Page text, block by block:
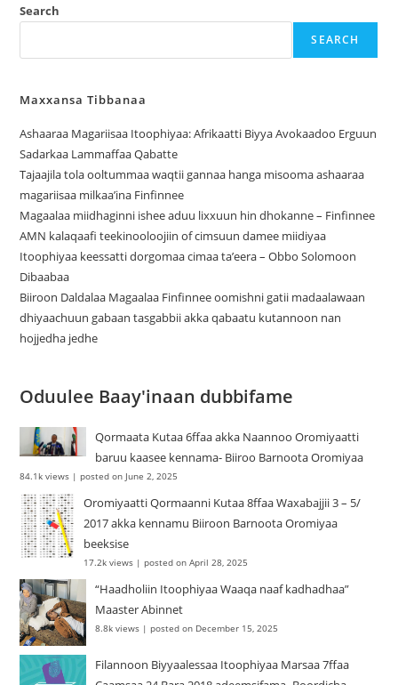
Search
SEARCH
Maxxansa Tibbanaa
Ashaaraa Magariisaa Itoophiyaa: Afrikaatti Biyya Avokaadoo Erguun
Sadarkaa Lammaffaa Qabatte
Tajaajila tola ooltummaa waqtii gannaa hanga misooma ashaaraa
magariisaa milkaa’ina Finfinnee
Magaalaa miidhaginni ishee aduu lixxuun hin dhokanne – Finfinnee
‎AMN kalaqaafi teekinooloojiin of cimsuun damee miidiyaa
Itoophiyaa keessatti dorgomaa cimaa ta’eera – Obbo Solomoon
Dibaabaa
Biiroon Daldalaa Magaalaa Finfinnee oomishni gatii madaalawaan
dhiyaachuun gabaan tasgabbii akka qabaatu kutannoon nan
hojjedha jedhe
Oduulee Baay'inaan dubbifame
Qormaata Kutaa 6ffaa akka Naannoo Oromiyaatti
baruu kaasee kennama- Biiroo Barnoota Oromiyaa
84.1k views |posted on June 2, 2025
Oromiyaatti Qormaanni Kutaa 8ffaa Waxabajjii 3 – 5/
2017 akka kennamu Biiroon Barnoota Oromiyaa
beeksise
17.2k views |posted on April 28, 2025
“Haadholiin Itoophiyaa Waaqa naaf kadhadhaa”
Maaster Abinnet
8.8k views |posted on December 15, 2025
Filannoon Biyyaalessaa Itoophiyaa Marsaa 7ffaa